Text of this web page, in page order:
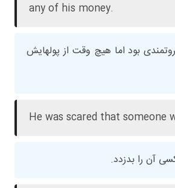
any of his money.
بود اما هیچ وقت از پولهایش
He was scared that someone
آن را بدزدد.